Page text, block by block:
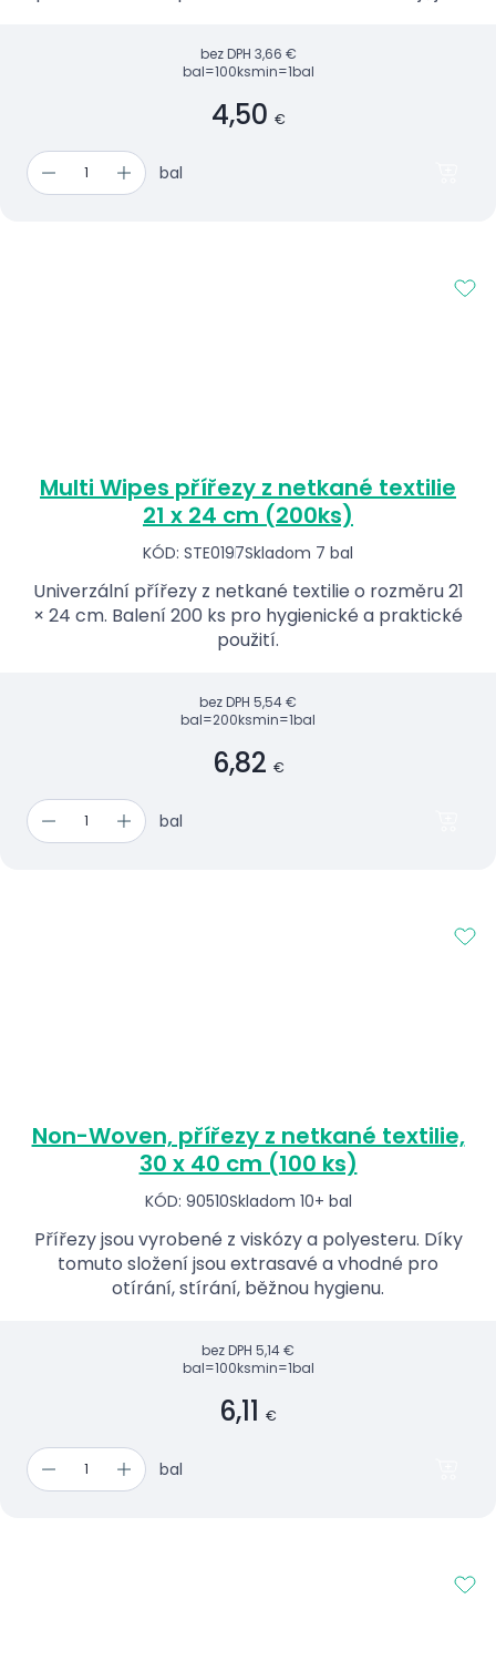
bez DPH 3,66 €
bal=100ksmin=1bal
4,50 €
bal
Multi Wipes přířezy z netkané textilie
21 x 24 cm (200ks)
KÓD: STE0197Skladom 7 bal
Univerzální přířezy z netkané textilie o rozměru 21
× 24 cm. Balení 200 ks pro hygienické a praktické
použití.
bez DPH 5,54 €
bal=200ksmin=1bal
6,82 €
bal
Non-Woven, přířezy z netkané textilie,
30 x 40 cm (100 ks)
KÓD: 90510Skladom 10+ bal
Přířezy jsou vyrobené z viskózy a polyesteru. Díky
tomuto složení jsou extrasavé a vhodné pro
otírání, stírání, běžnou hygienu.
bez DPH 5,14 €
bal=100ksmin=1bal
6,11 €
bal